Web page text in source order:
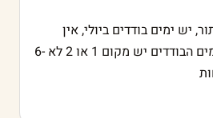
יש ימים בודדים ביולי, אין
באוגוסט, וגם בימים הבודדים יש מקום 1 או 2 לא 6-